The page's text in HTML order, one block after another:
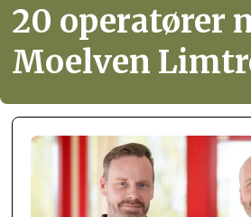
20 operatører
Moelven